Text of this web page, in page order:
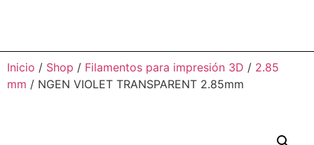
Inicio / Shop / Filamentos para impresión 3D / 2.85
mm / NGEN VIOLET TRANSPARENT 2.85mm